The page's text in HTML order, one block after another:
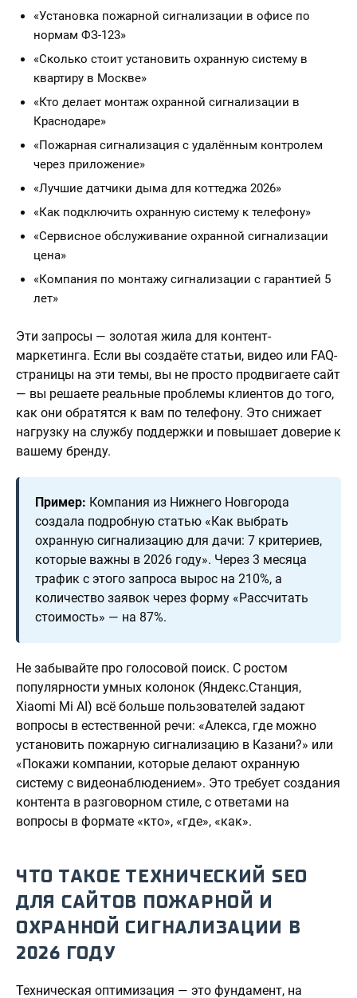
«Установка пожарной сигнализации в офисе по
нормам ФЗ-123»
«Сколько стоит установить охранную систему в
квартиру в Москве»
«Кто делает монтаж охранной сигнализации в
Краснодаре»
«Пожарная сигнализация с удалённым контролем
через приложение»
«Лучшие датчики дыма для коттеджа 2026»
«Как подключить охранную систему к телефону»
«Сервисное обслуживание охранной сигнализации
цена»
«Компания по монтажу сигнализации с гарантией 5
лет»
Эти запросы — золотая жила для контент-
маркетинга. Если вы создаёте статьи, видео или FAQ-
страницы на эти темы, вы не просто продвигаете сайт
— вы решаете реальные проблемы клиентов до того,
как они обратятся к вам по телефону. Это снижает
нагрузку на службу поддержки и повышает доверие к
вашему бренду.
Пример: Компания из Нижнего Новгорода
создала подробную статью «Как выбрать
охранную сигнализацию для дачи: 7 критериев,
которые важны в 2026 году». Через 3 месяца
трафик с этого запроса вырос на 210%, а
количество заявок через форму «Рассчитать
стоимость» — на 87%.
Не забывайте про голосовой поиск. С ростом
популярности умных колонок (Яндекс.Станция,
Xiaomi Mi AI) всё больше пользователей задают
вопросы в естественной речи: «Алекса, где можно
установить пожарную сигнализацию в Казани?» или
«Покажи компании, которые делают охранную
систему с видеонаблюдением». Это требует создания
контента в разговорном стиле, с ответами на
вопросы в формате «кто», «где», «как».
ЧТО ТАКОЕ ТЕХНИЧЕСКИЙ SEO
ДЛЯ САЙТОВ ПОЖАРНОЙ И
ОХРАННОЙ СИГНАЛИЗАЦИИ В
2026 ГОДУ
Техническая оптимизация — это фундамент, на